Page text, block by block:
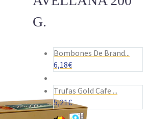
G.
Bombones De Brand...
6,18€
Trufas Gold Cafe ...
5,21€